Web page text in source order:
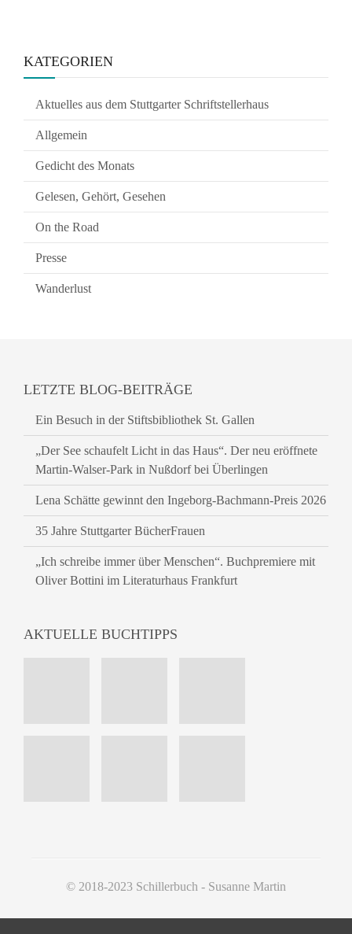
KATEGORIEN
Aktuelles aus dem Stuttgarter Schriftstellerhaus
Allgemein
Gedicht des Monats
Gelesen, Gehört, Gesehen
On the Road
Presse
Wanderlust
LETZTE BLOG-BEITRÄGE
Ein Besuch in der Stiftsbibliothek St. Gallen
„Der See schaufelt Licht in das Haus“. Der neu eröffnete
Martin-Walser-Park in Nußdorf bei Überlingen
Lena Schätte gewinnt den Ingeborg-Bachmann-Preis 2026
35 Jahre Stuttgarter BücherFrauen
„Ich schreibe immer über Menschen“. Buchpremiere mit
Oliver Bottini im Literaturhaus Frankfurt
AKTUELLE BUCHTIPPS
© 2018-2023 Schillerbuch - Susanne Martin